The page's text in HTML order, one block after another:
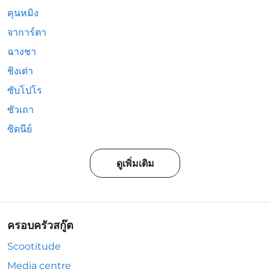
คุนหมิง
จาการ์ตา
ฉางชา
ชิงเต่า
ซับโปโร
ซัวเถา
ซิดนีย์
ดูเพิ่มเติม
ครอบครัวสกู๊ต
Scootitude
Media centre